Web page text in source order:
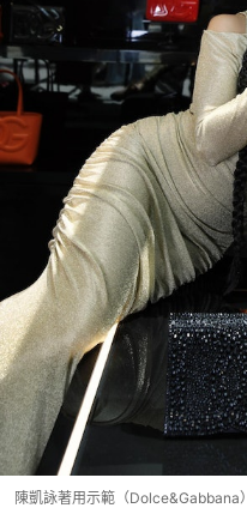
陳凱詠著用示範（Dolce&Gabbana）